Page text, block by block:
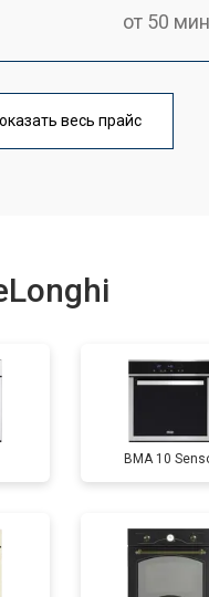
от 50 мин
от 90 мин
весь прайс
BMA 10